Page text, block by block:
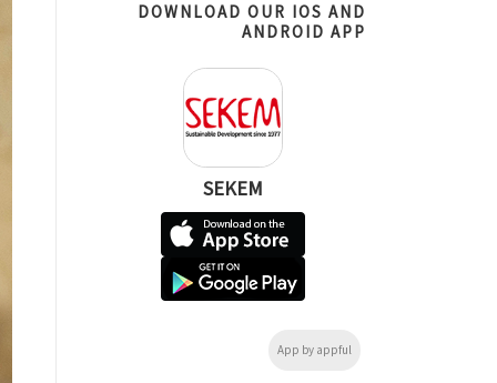
DOWNLOAD OUR IOS AND
ANDROID APP
SEKEM
App by appful